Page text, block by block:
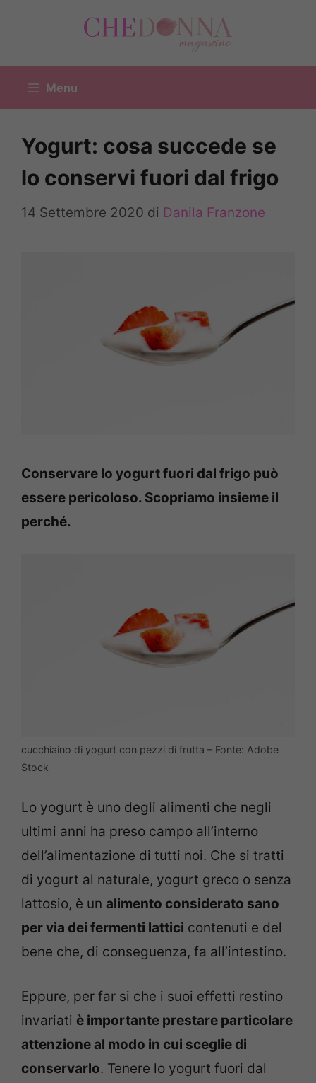
Menu
Yogurt: cosa succede se
lo conservi fuori dal frigo
14 Settembre 2020 di Danila Franzone
Conservare lo yogurt fuori dal frigo può
essere pericoloso. Scopriamo insieme il
perché.
cucchiaino di yogurt con pezzi di frutta – Fonte: Adobe
Stock
Lo yogurt è uno degli alimenti che negli
ultimi anni ha preso campo all’interno
dell’alimentazione di tutti noi. Che si tratti
di yogurt al naturale, yogurt greco o senza
lattosio, è un alimento considerato sano
per via dei fermenti lattici contenuti e del
bene che, di conseguenza, fa all’intestino.
Eppure, per far si che i suoi effetti restino
invariati è importante prestare particolare
attenzione al modo in cui sceglie di
conservarlo. Tenere lo yogurt fuori dal